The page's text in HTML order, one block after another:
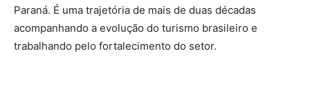
Paraná. É uma trajetória de mais de duas décadas
acompanhando a evolução do turismo brasileiro e
trabalhando pelo fortalecimento do setor.